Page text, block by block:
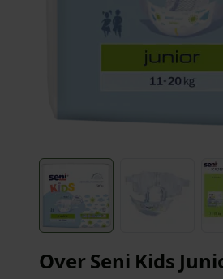
View larger image
View
Over Seni Kids